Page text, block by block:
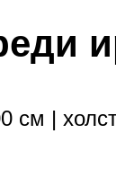
см |